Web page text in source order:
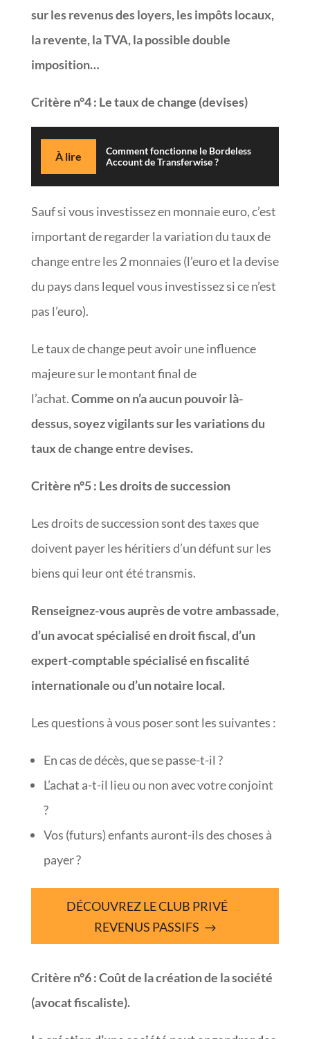
sur les revenus des loyers, les impôts locaux,
la revente, la TVA, la possible double
imposition…
Critère n°4: Le taux de change (devises)
À lire
Comment fonctionne le Bordeless
Account de Transferwise ?
Sauf si vous investissez en monnaie euro, c’est
important de regarder la variation du taux de
change entre les 2 monnaies (l’euro et la devise
du pays dans lequel vous investissez si ce n’est
pas l’euro).
Le taux de change peut avoir une influence
majeure sur le montant final de
l’achat.Comme on n’a aucun pouvoir là-
dessus, soyez vigilants sur les variations du
taux de change entre devises.
Critère n°5: Les droits de succession
Les droits de succession sont des taxes que
doivent payer les héritiers d’un défunt sur les
biens qui leur ont été transmis.
Renseignez-vous auprès de votre ambassade,
d’un avocat spécialisé en droit fiscal, d’un
expert-comptable spécialisé en fiscalité
internationale ou d’un notaire local.
Les questions à vous poser sont les suivantes :
En cas de décès, que se passe-t-il ?
L’achat a-t-il lieu ou non avec votre conjoint
?
Vos (futurs) enfants auront-ils des choses à
payer ?
DÉCOUVREZ LE CLUB PRIVÉ
REVENUS PASSIFS
Critère n°6:Coût de la création de la société
(avocat fiscaliste).